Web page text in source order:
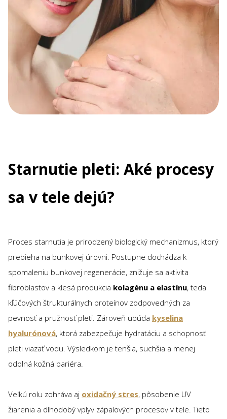
Starnutie pleti: Aké procesy
sa v tele dejú?
Proces starnutia je prirodzený biologický mechanizmus, ktorý
prebieha na bunkovej úrovni. Postupne dochádza k
spomaleniu bunkovej regenerácie, znižuje sa aktivita
fibroblastov a klesá produkcia kolagénu a elastínu, teda
kľúčových štrukturálnych proteínov zodpovedných za
pevnosť a pružnosť pleti. Zároveň ubúda kyselina
hyalurónová, ktorá zabezpečuje hydratáciu a schopnosť
pleti viazať vodu. Výsledkom je tenšia, suchšia a menej
odolná kožná bariéra.
Veľkú rolu zohráva aj oxidačný stres, pôsobenie UV
žiarenia a dlhodobý vplyv zápalových procesov v tele. Tieto